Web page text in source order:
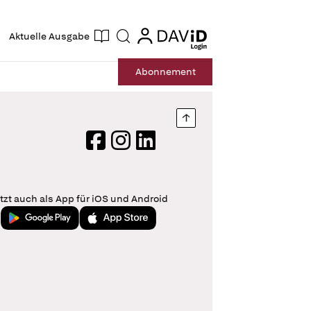
Aktuelle Ausgabe Suche login
login
Abonnement
Nach oben springen
FacebookInstagram
LinkedIn
auch als App für iOS und Android
Jetzt bei Google PlayLaden im App Store